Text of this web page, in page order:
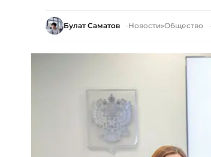
Булат Саматов Новости»Общество